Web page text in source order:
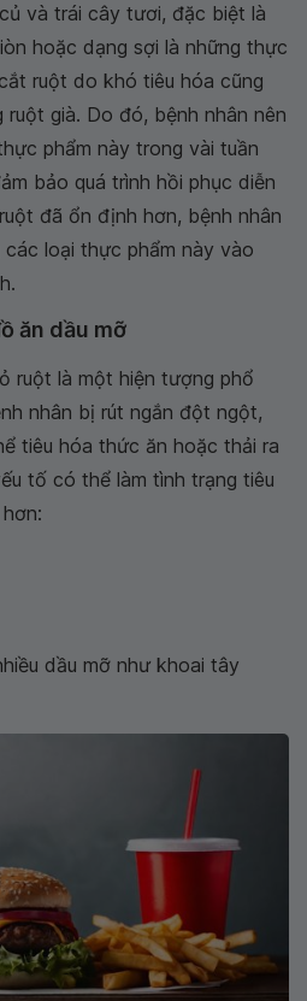
và trái cây tươi, đặc biệt là
hoặc dạng sợi là những thực
ruột do khó tiêu hóa cũng
già. Do đó, bệnh nhân nên
phẩm này trong vài tuần
bảo quá trình hồi phục diễn
đã ổn định hơn, bệnh nhân
loại thực phẩm này vào
ăn dầu mỡ
ruột là một hiện tượng phổ
nhân bị rút ngắn đột ngột,
tiêu hóa thức ăn hoặc thải ra
tố có thể làm tình trạng tiêu
dầu mỡ như khoai tây